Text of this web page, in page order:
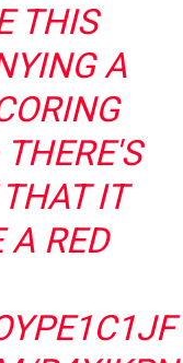
THIS
A
IT
A RED